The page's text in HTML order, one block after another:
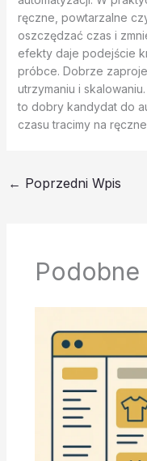
ręczne, powtarzalne
oszczędzać czas i
efekty daje podejście
próbce. Dobrze
utrzymaniu i
to dobry kandydat do
czasu tracimy na
← Poprzedni Wpis